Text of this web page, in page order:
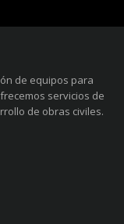
de equipos para
servicios de
de obras civiles.